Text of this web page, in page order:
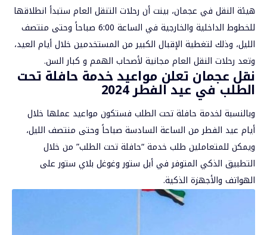
هيئة النقل في عجمان، بينت أن رحلات التنقل العام ستبدأ انطلاقها
للخطوط الداخلية والخارجية في الساعة 6:00 صباحاً وحتى منتصف
الليل، وذلك لتغطية الإقبال الكبير من المستخدمين خلال أيام العيد،
وتعد رحلات النقل العام مجانية لأصحاب الهمم و كبار السن.
نقل عجمان تعلن مواعيد خدمة حافلة تحت
الطلب في عيد الفطر 2024
وبالنسبة لخدمة حافلة تحت الطلب فستكون مواعيد عملها خلال
أيام عيد الفطر من الساعة السادسة صباحاً وحتى منتصف الليل،
ويمكن للمتعاملين طلب خدمة “حافلة تحت الطلب” من خلال
التطبيق الذكي المتوفر في أبل ستور وغوغل بلاي ستور على
الهواتف والأجهزة الذكية.